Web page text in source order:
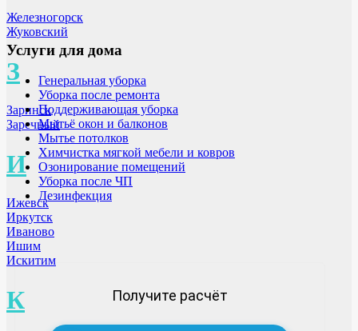
Железногорск
Жуковский
З
Заринск
Заречный
И
Ижевск
Иркутск
Иваново
Ишим
Искитим
К
Услуги для дома
Генеральная уборка
Уборка после ремонта
Поддерживающая уборка
Мытьё окон и балконов
Мытье потолков
Химчистка мягкой мебели и ковров
Озонирование помещений
Уборка после ЧП
Дезинфекция
Получите расчёт